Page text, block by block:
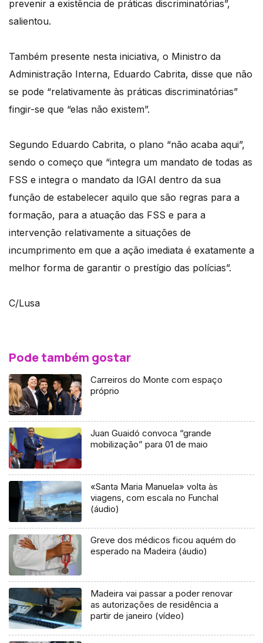
prevenir a existência de práticas discriminatórias”,
salientou.
Também presente nesta iniciativa, o Ministro da
Administração Interna, Eduardo Cabrita, disse que não
se pode “relativamente às práticas discriminatórias”
fingir-se que “elas não existem”.
Segundo Eduardo Cabrita, o plano “não acaba aqui”,
sendo o começo que “integra um mandato de todas as
FSS e integra o mandato da IGAI dentro da sua
função de estabelecer aquilo que são regras para a
formação, para a atuação das FSS e para a
intervenção relativamente a situações de
incumprimento em que a ação imediata é exatamente a
melhor forma de garantir o prestígio das polícias”.
C/Lusa
Pode também gostar
Carreiros do Monte com espaço
próprio
Juan Guaidó convoca “grande
mobilização” para 01 de maio
«Santa Maria Manuela» volta às
viagens, com escala no Funchal
(áudio)
Greve dos médicos ficou aquém do
esperado na Madeira (áudio)
Madeira vai passar a poder renovar
as autorizações de residência a
partir de janeiro (vídeo)